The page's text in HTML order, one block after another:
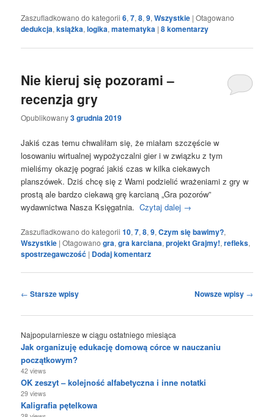
Zaszufladkowano do kategorii 6,7,8,9,Wszystkie |Otagowano
dedukcja,książka,logika,matematyka |8komentarzy
Nie kieruj się pozorami –
recenzja gry
Opublikowany3 grudnia 2019
Jakiś czas temu chwaliłam się, że miałam szczęście w
losowaniu wirtualnej wypożyczalni gier i w związku z tym
mieliśmy okazję pograć jakiś czas w kilka ciekawych
planszówek. Dziś chcę się z Wami podzielić wrażeniami z gry w
prostą ale bardzo ciekawą grę karcianą „Gra pozorów”
wydawnictwa Nasza Księgatnia.Czytaj dalej →
Zaszufladkowano do kategorii 10,7,8,9,Czym się bawimy?,
Wszystkie |Otagowano gra,gra karciana,projekt Grajmy!,refleks,
spostrzegawczość | Dodaj komentarz
Nawigacja
← Starsze wpisy Nowsze wpisy →
Najpopularniesze w ciągu ostatniego miesiąca
Jak organizuję edukację domową córce w nauczaniu
początkowym?
42 views
OK zeszyt – kolejność alfabetyczna i inne notatki
29 views
Kaligrafia pętelkowa